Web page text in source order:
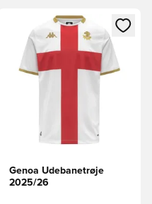
eller tilmelde dig som
Åbner en Modal til at logge
Genoa Udebanetrøje
2025/26